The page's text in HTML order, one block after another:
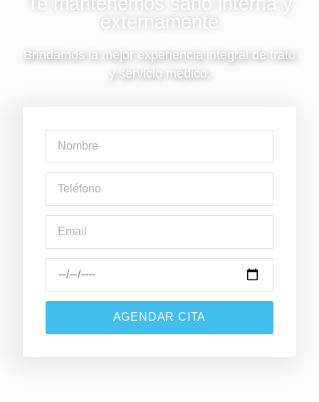
externamente
Brindamos la mejor experiencia integral de trato
y servicio médico.
AGENDAR CITA